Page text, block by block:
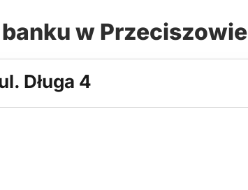
w Przeciszowie
Długa 4